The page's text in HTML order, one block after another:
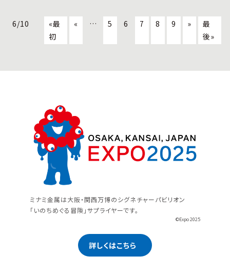
6/10
«最
初
« … 5 6 7 8 9 »
最
後»
ミナミ金属は大阪・関西万博のシグネチャーパビリオン
「いのちめぐる冒険」サプライヤーです。
©Expo 2025
詳しくはこちら